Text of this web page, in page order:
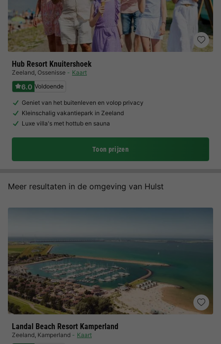
Hub Resort Knuitershoek
Zeeland, Ossenisse Kaart
6.0 Voldoende
Geniet van het buitenleven en volop privacy
Kleinschalig vakantiepark in Zeeland
Luxe villa's met hottub en sauna
Toon prijzen
Meer resultaten in de omgeving van Hulst
Landal Beach Resort Kamperland
Zeeland, Kamperland Kaart